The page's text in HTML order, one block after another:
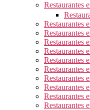
Restaurantes
Restaurantes
Restaurantes
Restaurantes
Restaurantes
Restaurantes
Restaurantes
Restaurantes
Restaurantes
Restaurantes
Restaurantes